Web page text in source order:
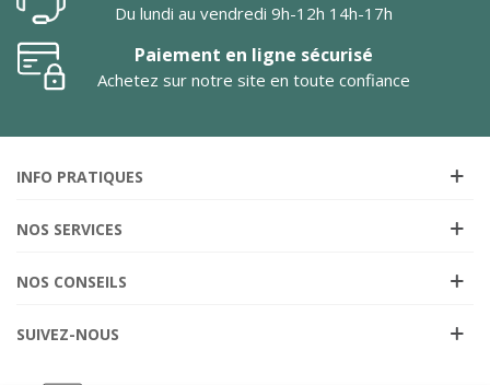
Du lundi au vendredi 9h-12h 14h-17h
Paiement en ligne sécurisé
Achetez sur notre site en toute confiance
INFO PRATIQUES
NOS SERVICES
NOS CONSEILS
SUIVEZ-NOUS